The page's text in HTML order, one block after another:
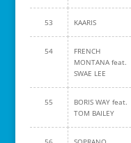
53 KAARIS
54
FRENCH
MONTANA feat.
SWAE LEE
55
BORIS WAY feat.
TOM BAILEY